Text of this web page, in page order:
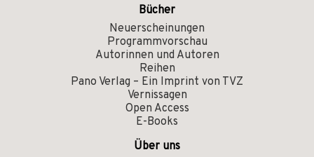
Bücher
Neuerscheinungen
Programmvorschau
Autorinnen und Autoren
Reihen
Pano Verlag – Ein Imprint von TVZ
Vernissagen
Open Access
E-Books
Über uns